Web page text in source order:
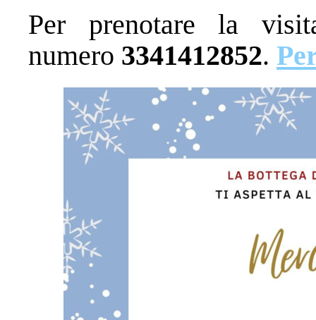
Per prenotare la
numero 3341412852.